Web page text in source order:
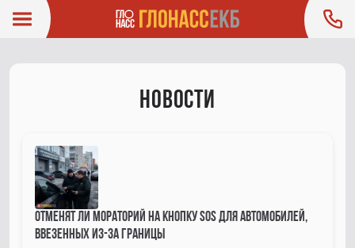
Новости
Отменят ли мораторий на кнопку SOS для автомобилей,
ввезенных из-за границы